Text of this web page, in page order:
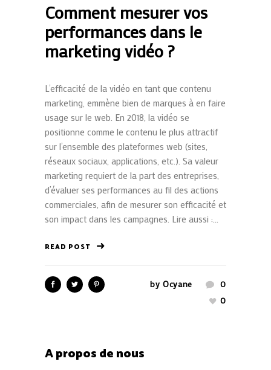
Comment mesurer vos
performances dans le
marketing vidéo ?
L’efficacité de la vidéo en tant que contenu
marketing, emmène bien de marques à en faire
usage sur le web. En 2018, la vidéo se
positionne comme le contenu le plus attractif
sur l’ensemble des plateformes web (sites,
réseaux sociaux, applications, etc.). Sa valeur
marketing requiert de la part des entreprises,
d’évaluer ses performances au fil des actions
commerciales, afin de mesurer son efficacité et
son impact dans les campagnes. Lire aussi :...
READ POST
by Ocyane
0
0
A propos de nous